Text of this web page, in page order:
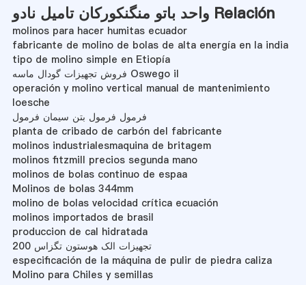
واحد باتو منگنکورکان تامیل نادو Relación
molinos para hacer humitas ecuador
fabricante de molino de bolas de alta energía en la india
tipo de molino simple en Etiopía
فروش تجهیزات گودال ماسه Oswego il
operación y molino vertical manual de mantenimiento
loesche
فرمول فرمول بتن سیمان فرمول
planta de cribado de carbón del fabricante
molinos industrialesmaquina de britagem
molinos fitzmill precios segunda mano
molinos de bolas continuo de espaa
Molinos de bolas 344mm
molino de bolas velocidad crítica ecuación
molinos importados de brasil
produccion de cal hidratada
200 تجهیزات الک هوستون تگزاس
especificación de la máquina de pulir de piedra caliza
Molino para Chiles y semillas